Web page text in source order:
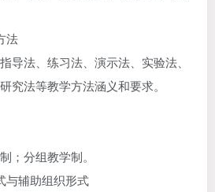
法
导法、练习法、演示法、实验法、
究法等教学方法涵义和要求。
；分组教学制。
与辅助组织形式